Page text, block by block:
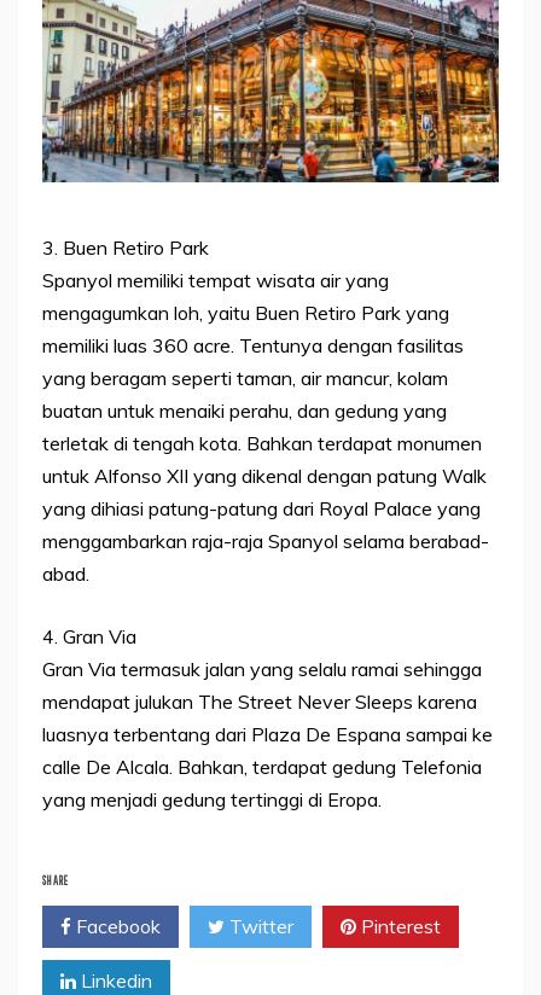
3. Buen Retiro Park
Spanyol memiliki tempat wisata air yang
mengagumkan loh, yaitu Buen Retiro Park yang
memiliki luas 360 acre. Tentunya dengan fasilitas
yang beragam seperti taman, air mancur, kolam
buatan untuk menaiki perahu, dan gedung yang
terletak di tengah kota. Bahkan terdapat monumen
untuk Alfonso XII yang dikenal dengan patung Walk
yang dihiasi patung-patung dari Royal Palace yang
menggambarkan raja-raja Spanyol selama berabad-
abad.
4. Gran Via
Gran Via termasuk jalan yang selalu ramai sehingga
mendapat julukan The Street Never Sleeps karena
luasnya terbentang dari Plaza De Espana sampai ke
calle De Alcala. Bahkan, terdapat gedung Telefonia
yang menjadi gedung tertinggi di Eropa.
SHARE
Facebook Twitter Pinterest
Linkedin